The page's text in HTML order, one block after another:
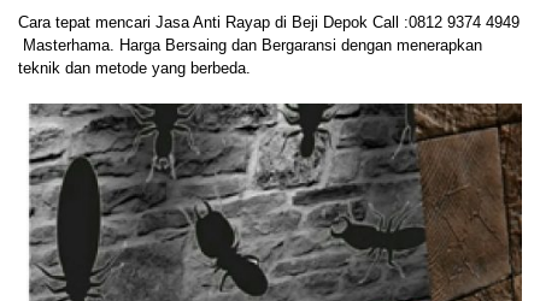
Cara tepat mencari Jasa Anti Rayap di Beji Depok Call :0812 9374 4949
Masterhama. Harga Bersaing dan Bergaransi dengan menerapkan
teknik dan metode yang berbeda.